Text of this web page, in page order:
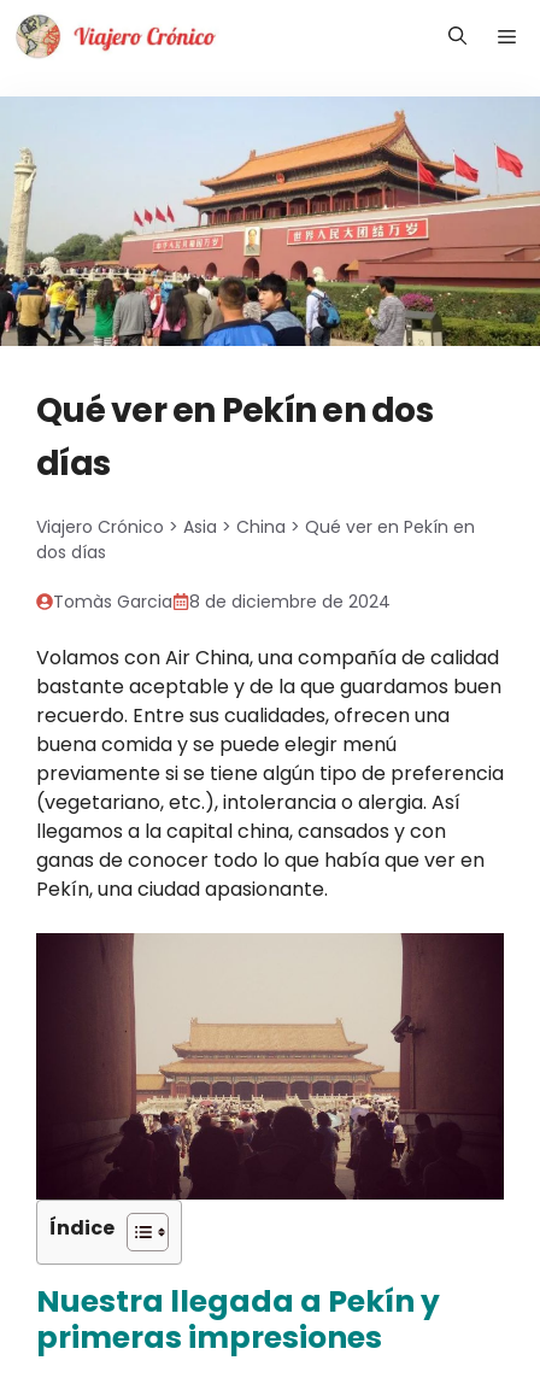
Saltar
Qué ver en Pekín en dos
días
Viajero Crónico > Asia > China > Qué ver en Pekín en
dos días
Tomàs Garcia 8 de diciembre de 2024
Volamos con Air China, una compañía de calidad
bastante aceptable y de la que guardamos buen
recuerdo. Entre sus cualidades, ofrecen una
buena comida y se puede elegir menú
previamente si se tiene algún tipo de preferencia
(vegetariano, etc.), intolerancia o alergia. Así
llegamos a la capital china, cansados y con
ganas de conocer todo lo que había que ver en
Pekín, una ciudad apasionante.
Índice
Nuestra llegada a Pekín y
primeras impresiones